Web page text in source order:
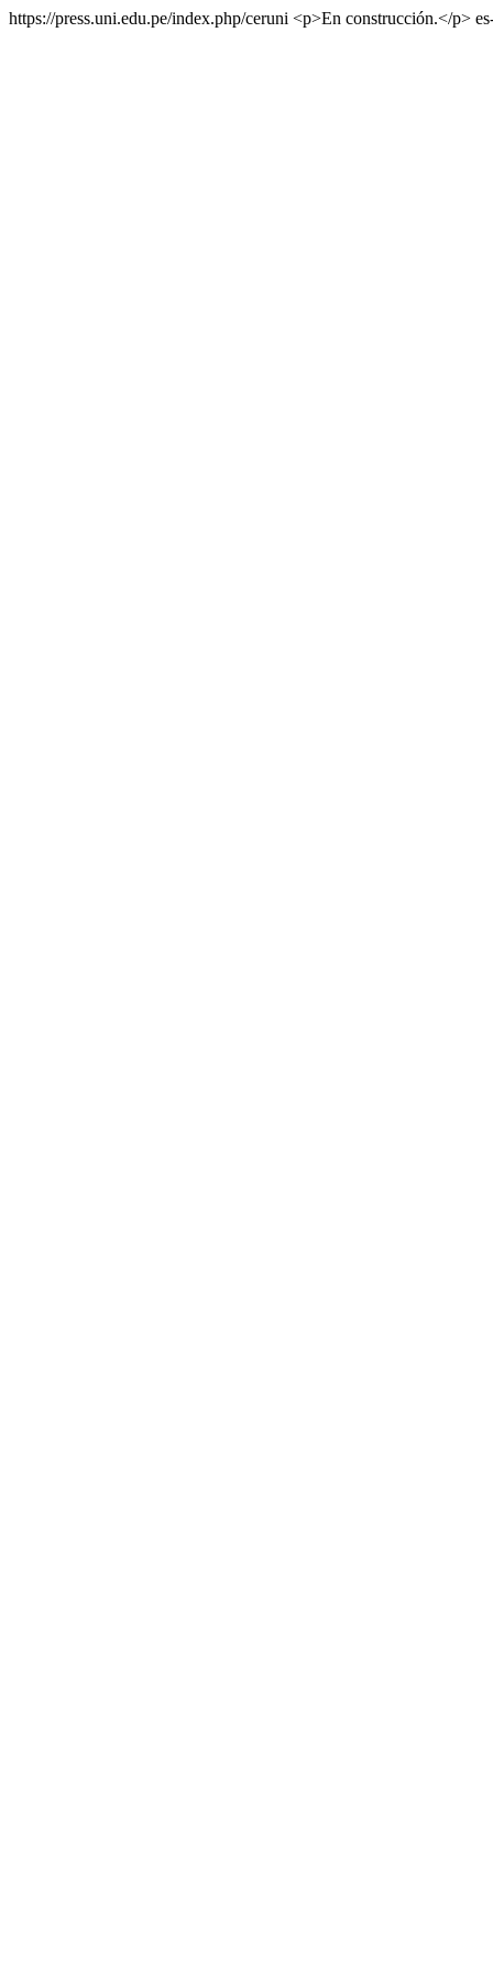
https://press.uni.edu.pe/index.php/ceruni <p>En construcción.</p>